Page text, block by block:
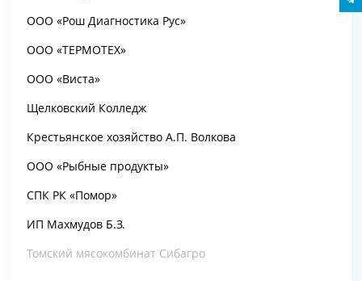
ООО «Рош Диагностика Рус»
ООО «ТЕРМОТЕХ»
ООО «Виста»
Щелковский Колледж
Крестьянское хозяйство А.П. Волкова
ООО «Рыбные продукты»
СПК РК «Помор»
ИП Махмудов Б.З.
Томский мясокомбинат Сибагро